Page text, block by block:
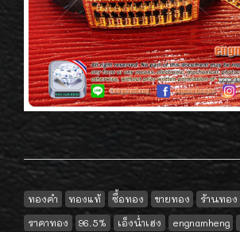
ทองคำ ทองแท้ ซื้อทอง ขายทอง ร้านทอง
ราคาทอง
96.5% เอ็งน่ำเฮง engnamheng